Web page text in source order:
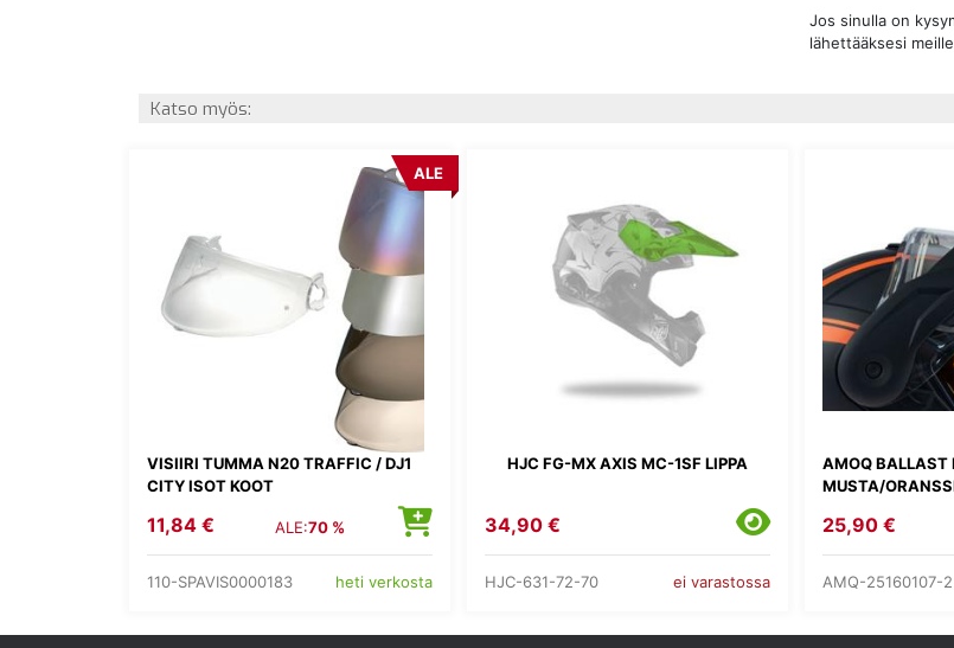
Jos sinulla on
lähettääksesi
Katso myös:
VISIIRI TUMMA N20 TRAFFIC / DJ1
CITY ISOT KOOT
ALE
11,84 € ALE:70 %
110-SPAVIS0000183 heti verkosta
HJC FG-MX AXIS MC-1SF LIPPA
34,90 €
HJC-631-72-70 ei varastossa
AMOQ BALLAST
MUSTA/
25,90 €
AMQ-25160107-2